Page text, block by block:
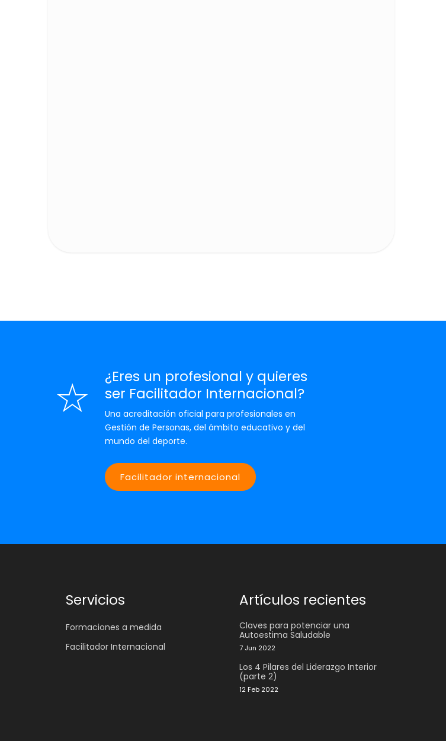
¿Eres un profesional y quieres
ser Facilitador Internacional?
Una acreditación oficial para profesionales en
Gestión de Personas, del ámbito educativo y del
mundo del deporte.
Facilitador internacional
Servicios
Formaciones a medida
Facilitador Internacional
Artículos recientes
Claves para potenciar una
Autoestima Saludable
7 Jun 2022
Los 4 Pilares del Liderazgo Interior
(parte 2)
12 Feb 2022